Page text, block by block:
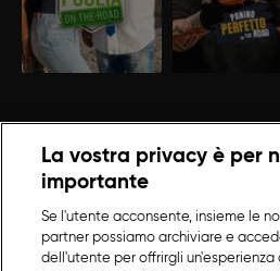
La vostra privacy è per
importante
Se l'utente acconsente, insieme le
partner possiamo archiviare e
dell'utente per offrirgli un'esperienza